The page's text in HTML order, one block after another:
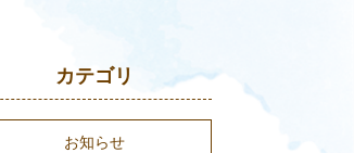
カテゴリ
お知らせ